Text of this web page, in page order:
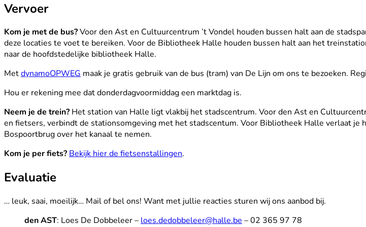
Vervoer
Kom je met de bus?Voor den Ast en Cultuurcentrum ’t Vondel houden bussen halt aan de
deze locaties te voet te bereiken. Voor de Bibliotheek Halle houden bussen halt aan het
naar de hoofdstedelijke bibliotheek Halle.
MetdynamoOPWEG maak je gratis gebruik van de bus (tram) van De Lijn om ons te bezoeken.
Hou er rekening mee dat donderdagvoormiddag een marktdag is.
Neem je de trein? Het station van Halle ligt vlakbij het stadscentrum. Voor den Ast en
en fietsers, verbindt de stationsomgeving met het stadscentum. Voor Bibliotheek Halle verlaat
Bospoortbrug over het kanaal te nemen.
Kom je per fiets?Bekijk hier de fietsenstallingen.
Evaluatie
… leuk, saai, moeilijk… Mail of bel ons! Want met jullie reacties sturen wij ons aanbod bij.
den AST: Loes De Dobbeleer – loes.dedobbeleer@halle.be – 02 365 97 78